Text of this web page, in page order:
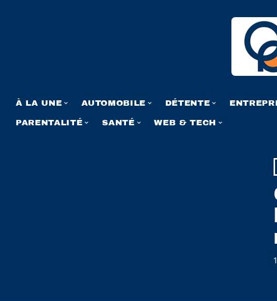
À LA UNE AUTOMOBILE DÉTENTE
PARENTALITÉ SANTÉ WEB & TECH